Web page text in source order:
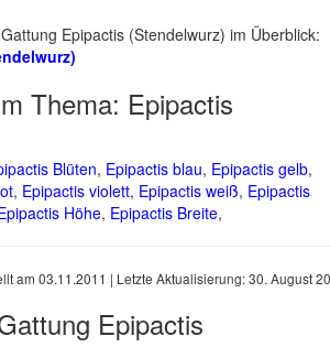
Epipactis (Stendelwurz) im Überblick:
Thema: Epipactis
Blüten, Epipactis blau, Epipactis gelb,
, Epipactis violett, Epipactis weiß, Epipactis
Höhe, Epipactis Breite,
am 03.11.2011 | Letzte Aktualisierung:30. August
Epipactis